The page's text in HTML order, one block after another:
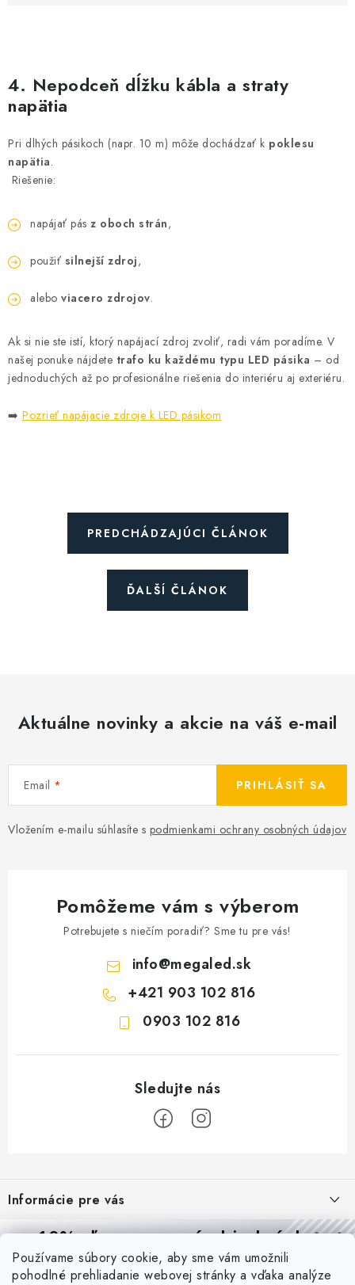
Používame súbory cookie, aby sme vám umožnili
pohodlné prehliadanie webovej stránky a vďaka analýze
4. Nepodceň dĺžku kábla a straty
napätia
Pri dlhých pásikoch (napr. 10 m) môže dochádzať k poklesu
napätia.
Riešenie:
napájať pás z oboch strán,
použiť silnejší zdroj,
alebo viacero zdrojov.
Ak si nie ste istí, ktorý napájací zdroj zvoliť, radi vám poradíme. V
našej ponuke nájdete trafo ku každému typu LED pásika – od
jednoduchých až po profesionálne riešenia do interiéru aj exteriéru.
➡️ Pozrieť napájacie zdroje k LED pásikom
PREDCHÁDZAJÚCI ČLÁNOK
ĎALŠÍ ČLÁNOK
Aktuálne novinky a akcie na váš e-mail
Email
Vložením e-mailu súhlasíte s podmienkami ochrany osobných údajov
PRIHLÁSIŤ SA
Pomôžeme vám s výberom
Potrebujete s niečím poradiť? Sme tu pre vás!
info@megaled.sk
+421 903 102 816
0903 102 816
p
ä
Informácie pre vás
Reklamácie a formulár na odstúpenie od zmluvy
Obchodné podmienky
Blog
10% zľavana prvú objednávku
Prihláste sa azískajtezľavu aj praktické tipy,vďaka ktorým
budete svietiť lepšie a platiť menej.